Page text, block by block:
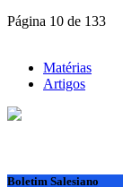
Página 10 de 133
Matérias
Artigos
Boletim Salesiano